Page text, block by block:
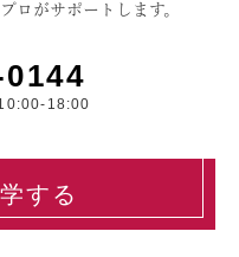
ロがサポートします。
18:00
する